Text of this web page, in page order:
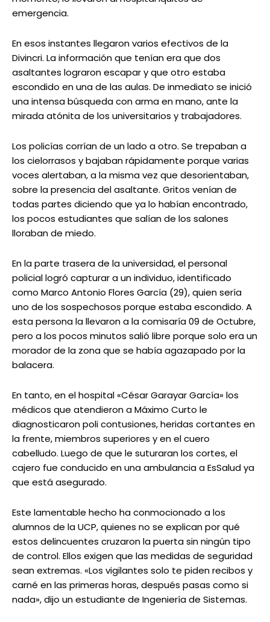
emergencia.
En esos instantes llegaron varios efectivos de la
Divincri. La información que tenían era que dos
asaltantes lograron escapar y que otro estaba
escondido en una de las aulas. De inmediato se inició
una intensa búsqueda con arma en mano, ante la
mirada atónita de los universitarios y trabajadores.
Los policías corrían de un lado a otro. Se trepaban a
los cielorrasos y bajaban rápidamente porque varias
voces alertaban, a la misma vez que desorientaban,
sobre la presencia del asaltante. Gritos venían de
todas partes diciendo que ya lo habían encontrado,
los pocos estudiantes que salían de los salones
lloraban de miedo.
En la parte trasera de la universidad, el personal
policial logró capturar a un individuo, identificado
como Marco Antonio Flores García (29), quien sería
uno de los sospechosos porque estaba escondido. A
esta persona la llevaron a la comisaría 09 de Octubre,
pero a los pocos minutos salió libre porque solo era un
morador de la zona que se había agazapado por la
balacera.
En tanto, en el hospital «César Garayar García» los
médicos que atendieron a Máximo Curto le
diagnosticaron poli contusiones, heridas cortantes en
la frente, miembros superiores y en el cuero
cabelludo. Luego de que le suturaran los cortes, el
cajero fue conducido en una ambulancia a EsSalud ya
que está asegurado.
Este lamentable hecho ha conmocionado a los
alumnos de la UCP, quienes no se explican por qué
estos delincuentes cruzaron la puerta sin ningún tipo
de control. Ellos exigen que las medidas de seguridad
sean extremas. «Los vigilantes solo te piden recibos y
carné en las primeras horas, después pasas como si
nada», dijo un estudiante de Ingeniería de Sistemas.